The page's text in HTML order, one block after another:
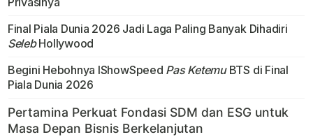
Final Piala Dunia 2026 Jadi Laga Paling Banyak Dihadiri
SelebHollywood
Begini Hebohnya IShowSpeed Pas KetemuBTS di Final
Piala Dunia 2026